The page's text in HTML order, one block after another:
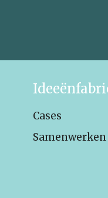
Cases
Samenwerken